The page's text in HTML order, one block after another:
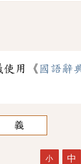
使用《 國語辭
義
小 中